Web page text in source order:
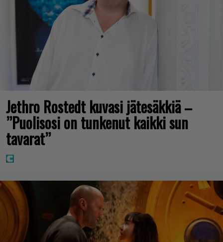
Jethro Rostedt kuvasi jätesäkkiä –
”Puolisosi on tunkenut kaikki sun
tavarat”